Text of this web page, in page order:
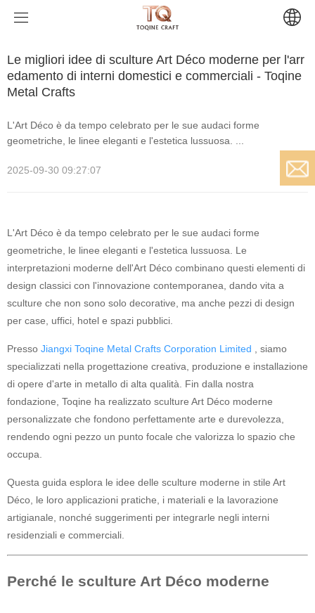
Casa
Prodotti
Sculture moderne
Leah (Stati Uniti)
Sculture buddiste cinesi
Sculture indù
notizia
Progetti di arte urbana
Progetti d'arte buddista
Progetti artistici di edifici antichi
Contatto
notizia
Le migliori idee di sculture Art Déco moderne per l'arr
edamento di interni domestici e commerciali - Toqine
Metal Crafts
L'Art Déco è da tempo celebrato per le sue audaci forme
geometriche, le linee eleganti e l'estetica lussuosa. ...
2025-09-30 09:27:07
L'Art Déco è da tempo celebrato per le sue audaci forme
geometriche, le linee eleganti e l'estetica lussuosa. Le
interpretazioni moderne dell'Art Déco combinano questi elementi di
design classici con l'innovazione contemporanea, dando vita a
sculture che non sono solo decorative, ma anche pezzi di design
per case, uffici, hotel e spazi pubblici.
Presso Jiangxi Toqine Metal Crafts Corporation Limited , siamo
specializzati nella progettazione creativa, produzione e installazione
di opere d'arte in metallo di alta qualità. Fin dalla nostra
fondazione, Toqine ha realizzato sculture Art Déco moderne
personalizzate che fondono perfettamente arte e durevolezza,
rendendo ogni pezzo un punto focale che valorizza lo spazio che
occupa.
Questa guida esplora le idee delle sculture moderne in stile Art
Déco, le loro applicazioni pratiche, i materiali e la lavorazione
artigianale, nonché suggerimenti per integrarle negli interni
residenziali e commerciali.
Perché le sculture Art Déco moderne